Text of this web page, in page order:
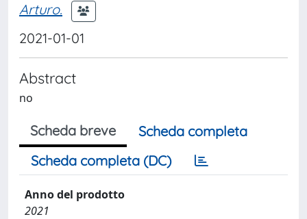
Arturo.
2021-01-01
Abstract
no
Scheda breve
Scheda completa
Scheda completa (DC)
Anno del prodotto
2021